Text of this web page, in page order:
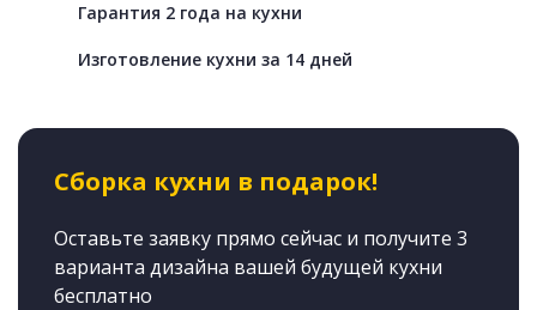
Гарантия 2 года на кухни
Изготовление кухни за 14 дней
Сборка кухни в подарок!
Оставьте заявку прямо сейчас и получите 3
варианта дизайна вашей будущей кухни
бесплатно